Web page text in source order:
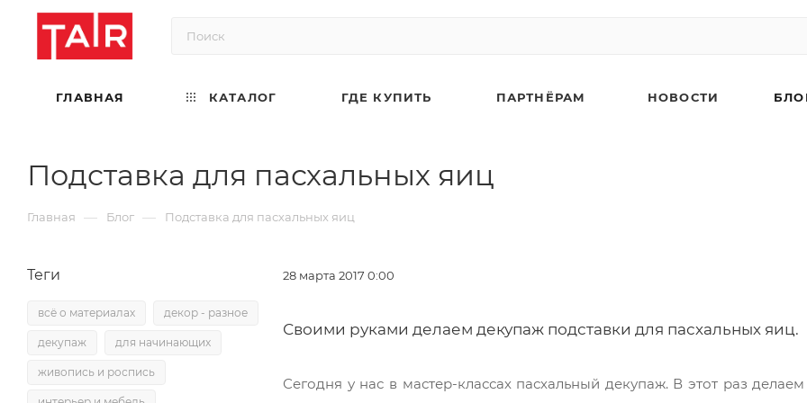
ГЛАВНАЯ КАТАЛОГ ГДЕ КУПИТЬ ПАРТНЁРАМ НОВОСТИ
Подставка для пасхальных яиц
Главная — Блог — Подставка для пасхальных яиц
28 марта 2017 0:00
Своими руками делаем декупаж подставки для пасхальных яиц.
Сегодня у нас в мастер-классах пасхальный декупаж. В этот раз
Теги
всё о материалах декор - разное
декупаж для начинающих
живопись и роспись